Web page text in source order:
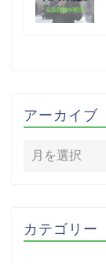
アーカイブ
カテゴリー